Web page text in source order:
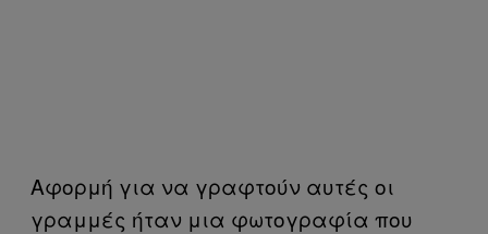
Αφορμή για να γραφτούν αυτές οι
γραμμές ήταν μια φωτογραφία που